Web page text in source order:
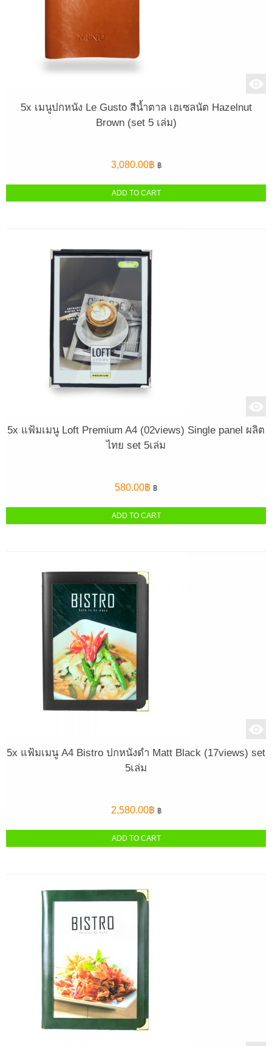
5x เมนูปกหนัง Le Gusto สีน้ำตาล เฮเซลนัต Hazelnut
Brown (set 5 เล่ม)
3,080.00฿ ฿
ADD TO CART
5x แฟ้มเมนู Loft Premium A4 (02views) Single panel ผลิต
ไทย set 5เล่ม
580.00฿ ฿
ADD TO CART
5x แฟ้มเมนู A4 Bistro ปกหนังดำ Matt Black (17views) set
5เล่ม
2,580.00฿ ฿
ADD TO CART